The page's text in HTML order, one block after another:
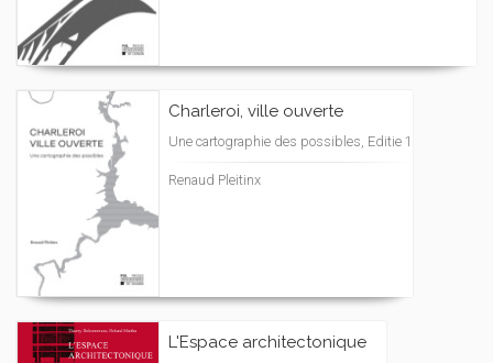
Charleroi, ville ouverte
Une cartographie des possibles, Editie 1
Renaud Pleitinx
L'Espace architectonique